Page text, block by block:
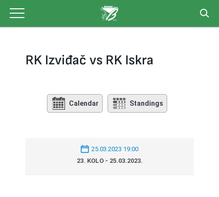
content
RK Izviđač vs RK Iskra
Calendar Standings
25.03.2023 19:00
23. KOLO - 25.03.2023.